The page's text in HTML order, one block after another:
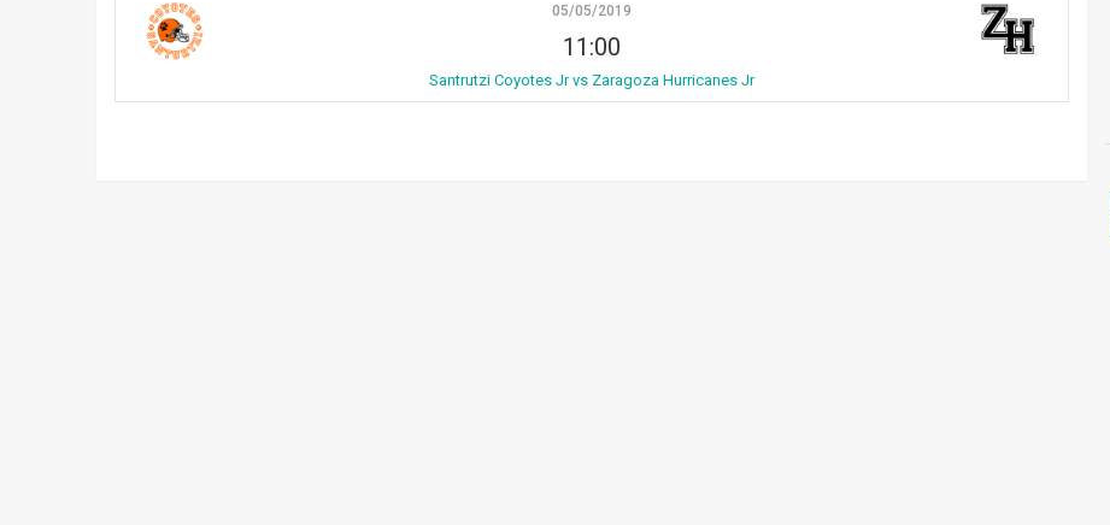
05/05/2019
11:00
Santrutzi Coyotes Jr vs Zaragoza Hurricanes Jr